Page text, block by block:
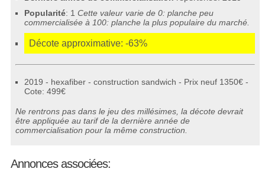
Popularité: 1Cette valeur varie de 0: planche peu
commercialisée à 100: planche la plus populaire du marché.
Décote approximative: -63%
2019 - hexafiber - construction sandwich - Prix neuf 1350€ -
Cote: 499€
Ne rentrons pas dans le jeu des millésimes, la décote devrait
être appliquée au tarif de la dernière année de
commercialisation pour la même construction.
Annonces associées: